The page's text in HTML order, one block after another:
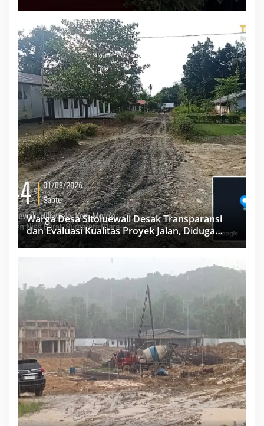
Warga Desa Sitoluewali Desak Transparansi
dan Evaluasi Kualitas Proyek Jalan, Diduga
Minim Informasi